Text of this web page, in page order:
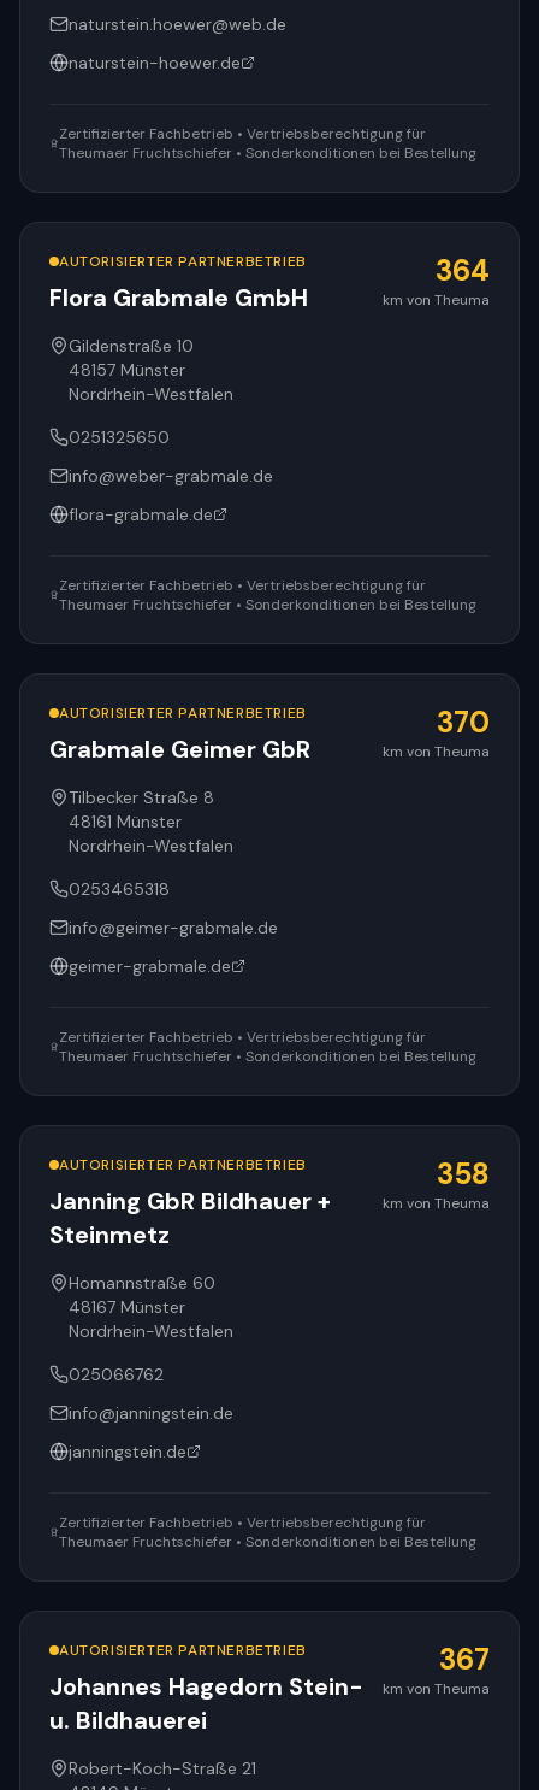
naturstein.hoewer@web.de
naturstein-hoewer.de
Zertifizierter Fachbetrieb • Vertriebsberechtigung für
Theumaer Fruchtschiefer • Sonderkonditionen bei Bestellung
AUTORISIERTER PARTNERBETRIEB
Flora Grabmale GmbH
364
km von Theuma
Gildenstraße 10
48157 Münster
Nordrhein-Westfalen
0251325650
info@weber-grabmale.de
flora-grabmale.de
Zertifizierter Fachbetrieb • Vertriebsberechtigung für
Theumaer Fruchtschiefer • Sonderkonditionen bei Bestellung
AUTORISIERTER PARTNERBETRIEB
Grabmale Geimer GbR
370
km von Theuma
Tilbecker Straße 8
48161 Münster
Nordrhein-Westfalen
0253465318
info@geimer-grabmale.de
geimer-grabmale.de
Zertifizierter Fachbetrieb • Vertriebsberechtigung für
Theumaer Fruchtschiefer • Sonderkonditionen bei Bestellung
AUTORISIERTER PARTNERBETRIEB
Janning GbR Bildhauer +
Steinmetz
358
km von Theuma
Homannstraße 60
48167 Münster
Nordrhein-Westfalen
025066762
info@janningstein.de
janningstein.de
Zertifizierter Fachbetrieb • Vertriebsberechtigung für
Theumaer Fruchtschiefer • Sonderkonditionen bei Bestellung
AUTORISIERTER PARTNERBETRIEB
Johannes Hagedorn Stein-
u. Bildhauerei
367
km von Theuma
Robert-Koch-Straße 21